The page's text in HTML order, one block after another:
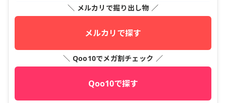
＼ メルカリで掘り出し物 ／
メルカリで探す
＼ Qoo10でメガ割チェック ／
Qoo10で探す